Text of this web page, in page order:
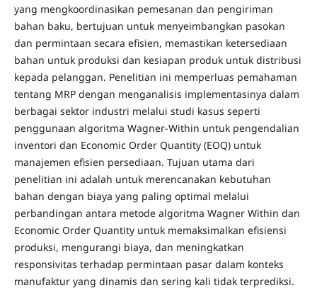
yang mengkoordinasikan pemesanan dan pengiriman
bahan baku, bertujuan untuk menyeimbangkan pasokan
dan permintaan secara efisien, memastikan ketersediaan
bahan untuk produksi dan kesiapan produk untuk distribusi
kepada pelanggan. Penelitian ini memperluas pemahaman
tentang MRP dengan menganalisis implementasinya dalam
berbagai sektor industri melalui studi kasus seperti
penggunaan algoritma Wagner-Within untuk pengendalian
inventori dan Economic Order Quantity (EOQ) untuk
manajemen efisien persediaan. Tujuan utama dari
penelitian ini adalah untuk merencanakan kebutuhan
bahan dengan biaya yang paling optimal melalui
perbandingan antara metode algoritma Wagner Within dan
Economic Order Quantity untuk memaksimalkan efisiensi
produksi, mengurangi biaya, dan meningkatkan
responsivitas terhadap permintaan pasar dalam konteks
manufaktur yang dinamis dan sering kali tidak terprediksi.